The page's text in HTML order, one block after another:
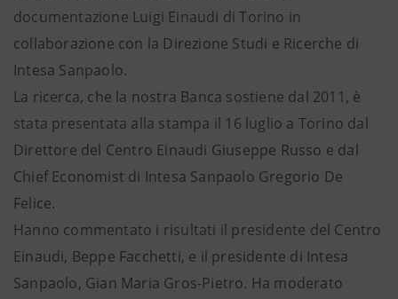
documentazione Luigi Einaudi di Torino in
collaborazione con la Direzione Studi e Ricerche di
Intesa Sanpaolo.
La ricerca, che la nostra Banca sostiene dal 2011, è
stata presentata alla stampa il 16 luglio a Torino dal
Direttore del Centro Einaudi Giuseppe Russo e dal
Chief Economist di Intesa Sanpaolo Gregorio De
Felice.
Hanno commentato i risultati il presidente del Centro
Einaudi, Beppe Facchetti, e il presidente di Intesa
Sanpaolo, Gian Maria Gros-Pietro. Ha moderato